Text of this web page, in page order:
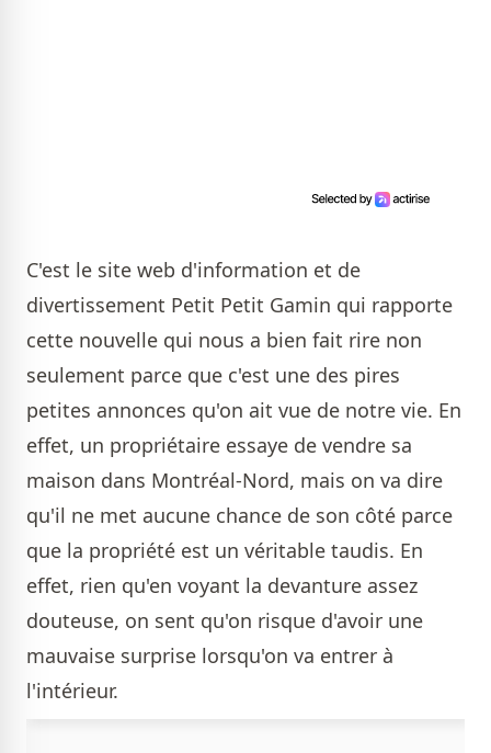
C'est le site web d'information et de
divertissement Petit Petit Gamin qui rapporte
cette nouvelle qui nous a bien fait rire non
seulement parce que c'est une des pires
petites annonces qu'on ait vue de notre vie. En
effet, un propriétaire essaye de vendre sa
maison dans Montréal-Nord, mais on va dire
qu'il ne met aucune chance de son côté parce
que la propriété est un véritable taudis. En
effet, rien qu'en voyant la devanture assez
douteuse, on sent qu'on risque d'avoir une
mauvaise surprise lorsqu'on va entrer à
l'intérieur.